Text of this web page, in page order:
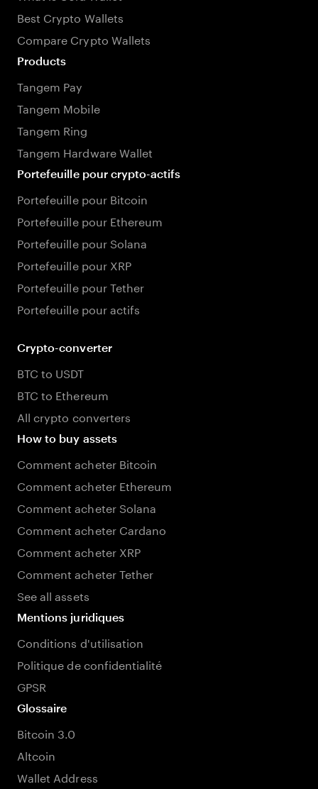
Best Crypto Wallets
Compare Crypto Wallets
Products
Tangem Pay
Tangem Mobile
Tangem Ring
Tangem Hardware Wallet
Portefeuille pour crypto-actifs
Portefeuille pour Bitcoin
Portefeuille pour Ethereum
Portefeuille pour Solana
Portefeuille pour XRP
Portefeuille pour Tether
Portefeuille pour actifs
Crypto-converter
BTC to USDT
BTC to Ethereum
All crypto converters
How to buy assets
Comment acheter Bitcoin
Comment acheter Ethereum
Comment acheter Solana
Comment acheter Cardano
Comment acheter XRP
Comment acheter Tether
See all assets
Mentions juridiques
Conditions d'utilisation
Politique de confidentialité
GPSR
Glossaire
Bitcoin 3.0
Altcoin
Wallet Address